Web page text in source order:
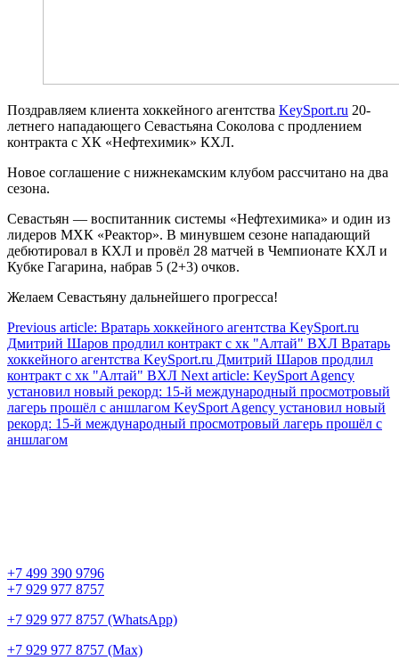
Поздравляем клиента хоккейного агентства KeySport.ru 20-
летнего нападающего Севастьяна Соколова с продлением
контракта с ХК «Нефтехимик» КХЛ.
Новое соглашение с нижнекамским клубом рассчитано на два
сезона.
Севастьян — воспитанник системы «Нефтехимика» и один из
лидеров МХК «Реактор». В минувшем сезоне нападающий
дебютировал в КХЛ и провёл 28 матчей в Чемпионате КХЛ и
Кубке Гагарина, набрав 5 (2+3) очков.
Желаем Севастьяну дальнейшего прогресса!
Previous article: Вратарь хоккейного агентства KeySport.ru
Дмитрий Шаров продлил контракт с хк "Алтай" ВХЛ Вратарь
хоккейного агентства KeySport.ru Дмитрий Шаров продлил
контракт с хк "Алтай" ВХЛ Next article: KeySport Agency
установил новый рекорд: 15-й международный просмотровый
лагерь прошёл с аншлагом KeySport Agency установил новый
рекорд: 15-й международный просмотровый лагерь прошёл с
аншлагом
+7 499 390 9796
+7 929 977 8757
+7 929 977 8757 (WhatsApp)
+7 929 977 8757 (Max)